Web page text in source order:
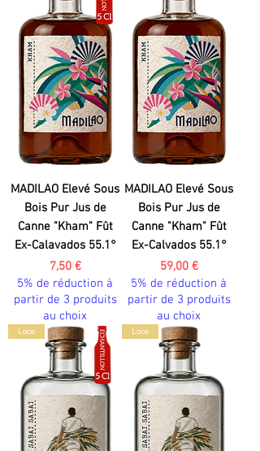
MADILAO Elevé Sous
Bois Pur Jus de
Canne "Kham" Fût
Ex-Calavados 55.1°
Prix
7,50 €
5% de réduction à
partir de 3 produits
au choix
MADILAO Elevé Sous
Bois Pur Jus de
Canne "Kham" Fût
Ex-Calvados 55.1°
Prix
59,00 €
5% de réduction à
partir de 3 produits
au choix
Laos Laos